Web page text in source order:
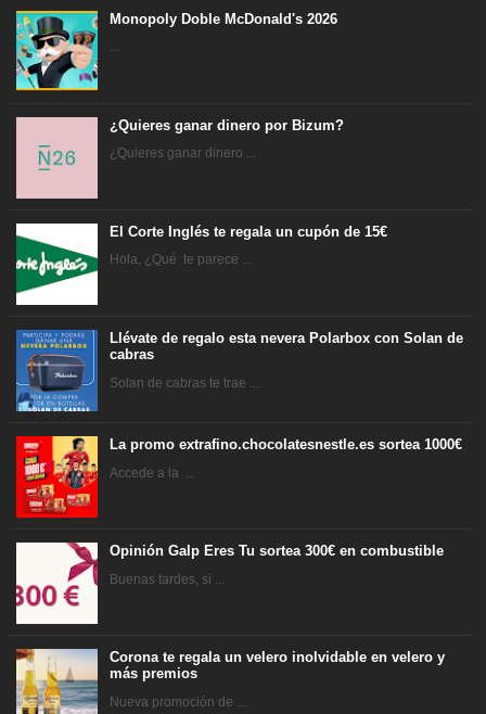
Monopoly Doble McDonald's 2026
...
¿Quieres ganar dinero por Bizum?
¿Quieres ganar dinero ...
El Corte Inglés te regala un cupón de 15€
Hola, ¿Qué te parece ...
Llévate de regalo esta nevera Polarbox con Solan de
cabras
Solan de cabras te trae ...
La promo extrafino.chocolatesnestle.es sortea 1000€
Accede a la ...
Opinión Galp Eres Tu sortea 300€ en combustible
Buenas tardes, si ...
Corona te regala un velero inolvidable en velero y
más premios
Nueva promoción de ...